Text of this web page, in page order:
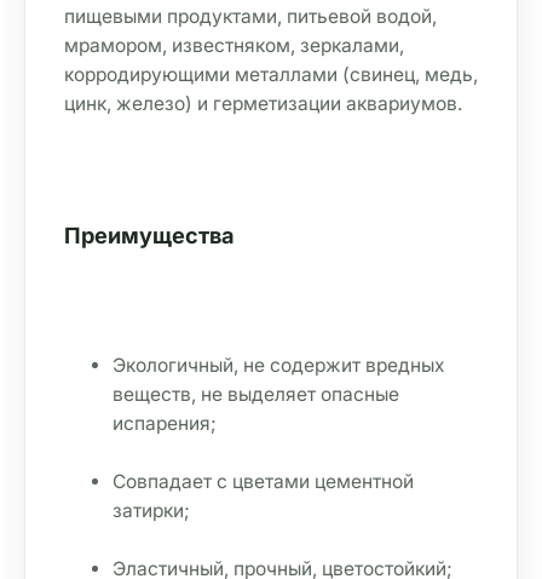
пищевыми продуктами, питьевой водой,
мрамором, известняком, зеркалами,
корродирующими металлами (свинец, медь,
цинк, железо) и герметизации аквариумов.
Преимущества
Экологичный, не содержит вредных
веществ, не выделяет опасные
испарения;
Совпадает с цветами цементной
затирки;
Эластичный, прочный, цветостойкий;